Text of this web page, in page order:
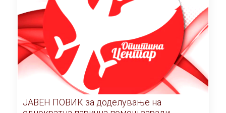
ЈАВЕН ПОВИК за доделување на